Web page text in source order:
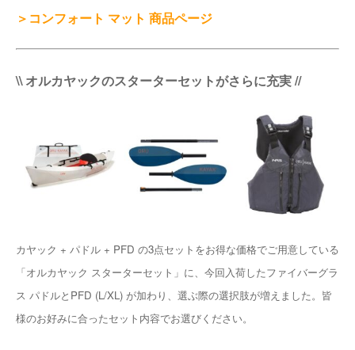
＞コンフォート マット 商品ページ
\\ オルカヤックのスターターセットがさらに充実 //
カヤック + パドル + PFD の3点セットをお得な価格でご用意している
「オルカヤック スターターセット」に、今回入荷したファイバーグラ
ス パドルとPFD (L/XL) が加わり、選ぶ際の選択肢が増えました。皆
様のお好みに合ったセット内容でお選びください。